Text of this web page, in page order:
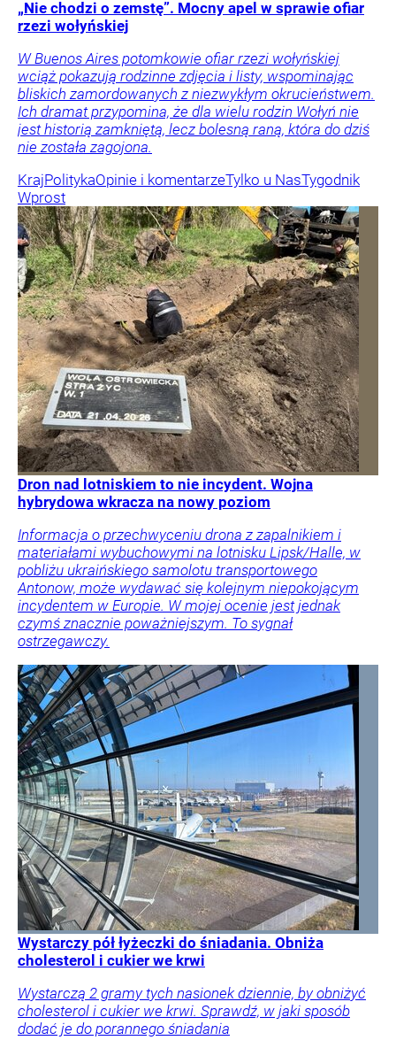
„Nie chodzi o zemstę”. Mocny apel w sprawie ofiar
rzezi wołyńskiej
W Buenos Aires potomkowie ofiar rzezi wołyńskiej
wciąż pokazują rodzinne zdjęcia i listy, wspominając
bliskich zamordowanych z niezwykłym okrucieństwem.
Ich dramat przypomina, że dla wielu rodzin Wołyń nie
jest historią zamkniętą, lecz bolesną raną, która do dziś
nie została zagojona.
KrajPolitykaOpinie i komentarzeTylko u NasTygodnik
Wprost
Dron nad lotniskiem to nie incydent. Wojna
hybrydowa wkracza na nowy poziom
Informacja o przechwyceniu drona z zapalnikiem i
materiałami wybuchowymi na lotnisku Lipsk/Halle, w
pobliżu ukraińskiego samolotu transportowego
Antonow, może wydawać się kolejnym niepokojącym
incydentem w Europie. W mojej ocenie jest jednak
czymś znacznie poważniejszym. To sygnał
ostrzegawczy.
Wystarczy pół łyżeczki do śniadania. Obniża
cholesterol i cukier we krwi
Wystarczą 2 gramy tych nasionek dziennie, by obniżyć
cholesterol i cukier we krwi. Sprawdź, w jaki sposób
dodać je do porannego śniadania